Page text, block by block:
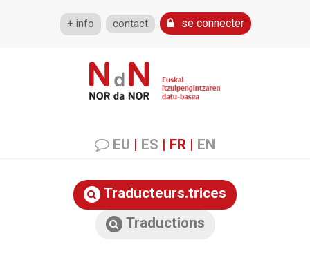
+ info contact se connecter
EU | ES | FR | EN
Traducteurs.trices
Traductions